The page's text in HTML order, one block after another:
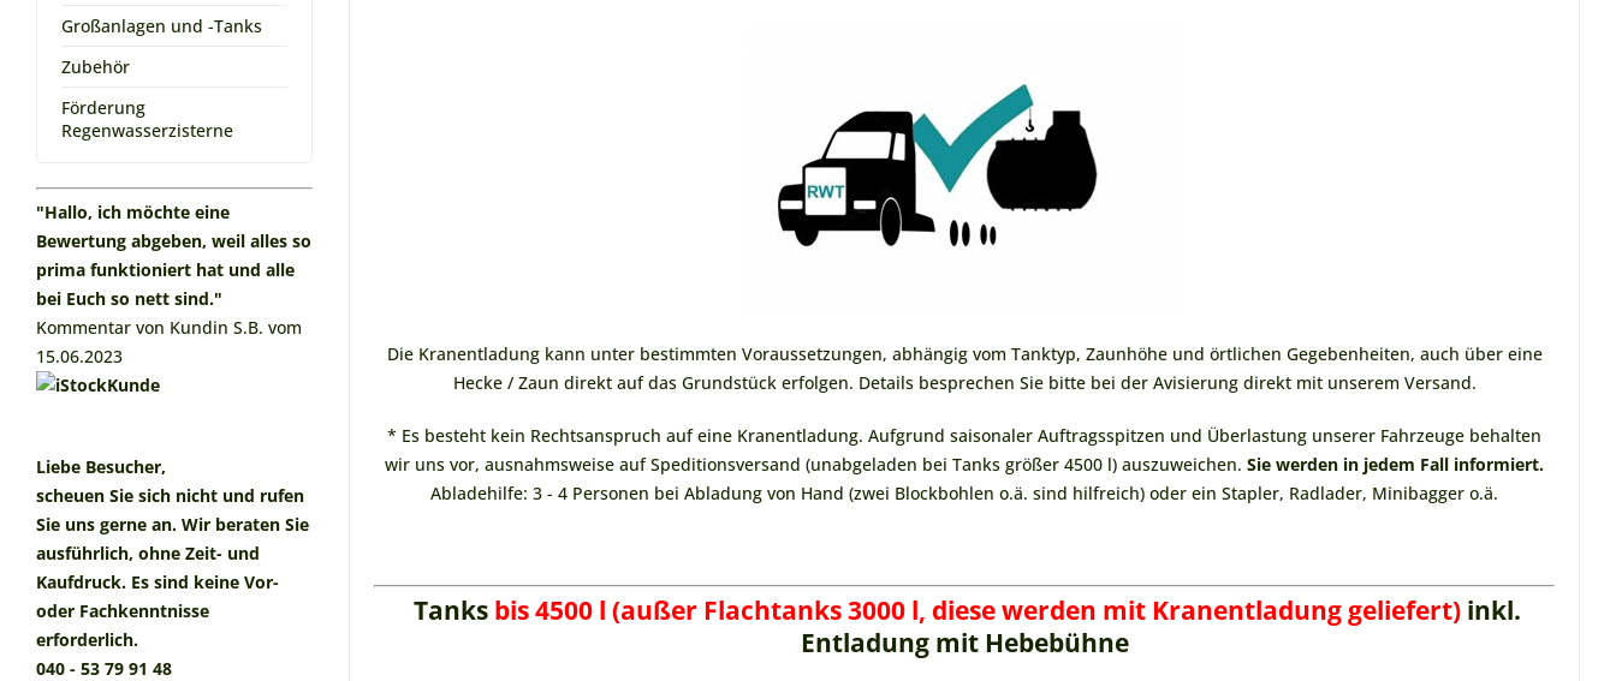
Großanlagen und -Tanks
Zubehör
Förderung
Regenwasserzisterne
"Hallo, ich möchte eine
Bewertung abgeben, weil alles so
prima funktioniert hat und alle
bei Euch so nett sind."
Kommentar von Kundin S.B. vom
15.06.2023
Liebe Besucher,
scheuen Sie sich nicht und rufen
Sie uns gerne an. Wir beraten Sie
ausführlich, ohne Zeit- und
Kaufdruck. Es sind keine Vor-
oder Fachkenntnisse
erforderlich.
040 - 53 79 91 48
Die Kranentladung kann unter bestimmten Voraussetzungen, abhängig vom Tanktyp, Zaunhöhe und örtlichen Gegebenheiten, auch über eine
Hecke / Zaun direkt auf das Grundstück erfolgen. Details besprechen Sie bitte bei der Avisierung direkt mit unserem Versand.
* Es besteht kein Rechtsanspruch auf eine Kranentladung. Aufgrund saisonaler Auftragsspitzen und Überlastung unserer Fahrzeuge behalten
wir uns vor, ausnahmsweise auf Speditionsversand (unabgeladen bei Tanks größer 4500 l) auszuweichen. Sie werden in jedem Fall informiert.
Abladehilfe: 3 - 4 Personen bei Abladung von Hand (zwei Blockbohlen o.ä. sind hilfreich) oder ein Stapler, Radlader, Minibagger o.ä.
Tanks bis 4500 l (außer Flachtanks 3000 l, diese werden mit Kranentladung geliefert) inkl.
Entladung mit Hebebühne